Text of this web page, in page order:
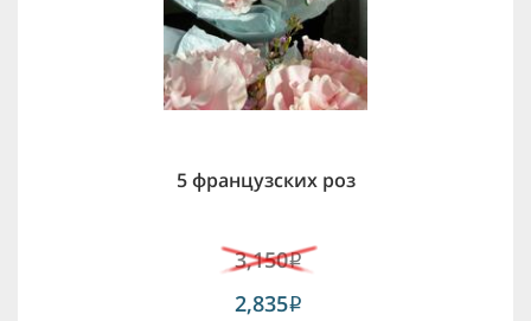
5 французских роз
3,150i
2,835i